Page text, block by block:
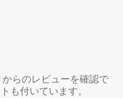
らのレビューを確認で
も付いています。